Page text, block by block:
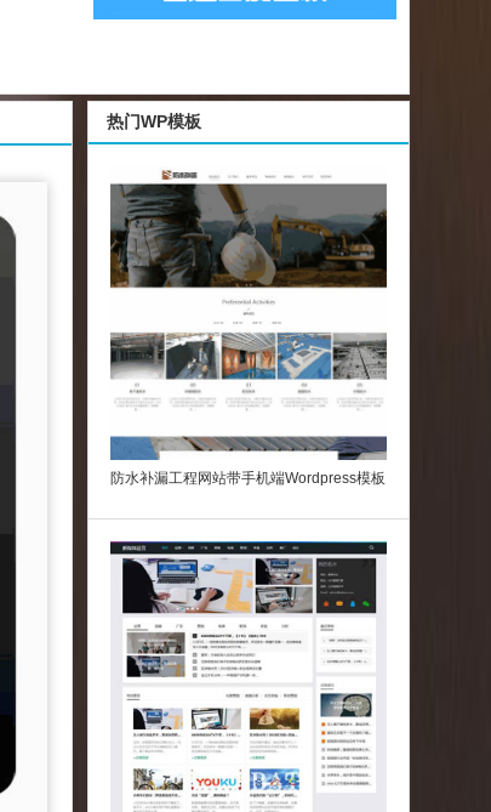
热门WP模板
防水补漏工程网站带手机端Wordpress模板